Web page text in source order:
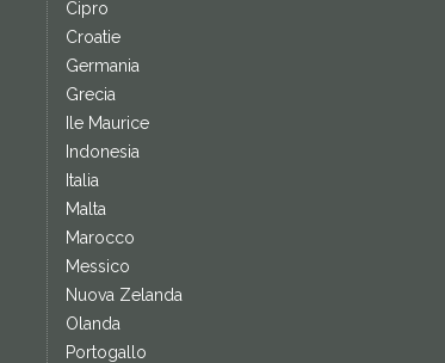
Cipro
Croatie
Germania
Grecia
Ile Maurice
Indonesia
Italia
Malta
Marocco
Messico
Nuova Zelanda
Olanda
Portogallo